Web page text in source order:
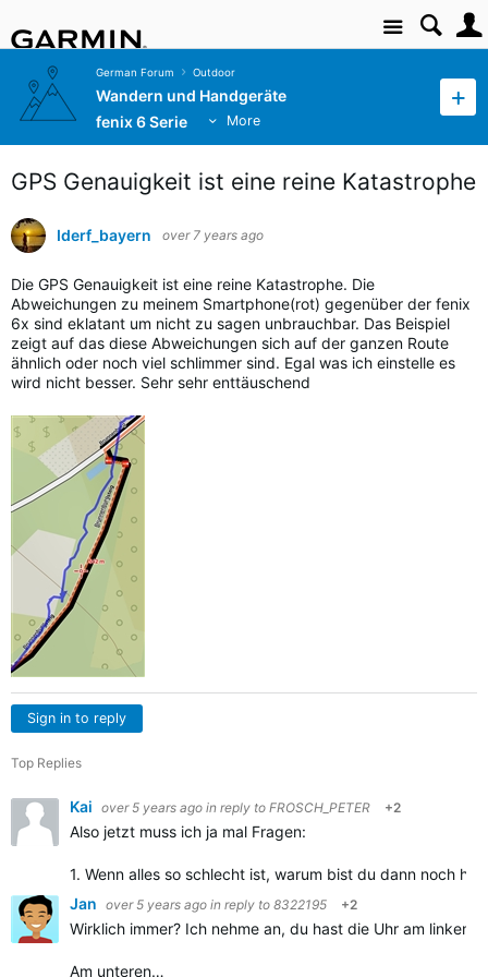
Site
German Forum Outdoor
Wandern und Handgeräte
fenix 6 Serie
More
GPS Genauigkeit ist eine reine Katastrophe
Iderf_bayern over 7 years ago
Die GPS Genauigkeit ist eine reine Katastrophe. Die
Abweichungen zu meinem Smartphone(rot) gegenüber der fenix
6x sind eklatant um nicht zu sagen unbrauchbar. Das Beispiel
zeigt auf das diese Abweichungen sich auf der ganzen Route
ähnlich oder noch viel schlimmer sind. Egal was ich einstelle es
wird nicht besser. Sehr sehr enttäuschend
Sign in to reply
Top Replies
Kai over 5 years ago in reply to FROSCH_PETER +2
Also jetzt muss ich ja mal Fragen:
1. Wenn alles so schlecht ist, warum bist du dann noch
Jan over 5 years ago in reply to 8322195 +2
Wirklich immer? Ich nehme an, du hast die Uhr am linken
Am unteren…